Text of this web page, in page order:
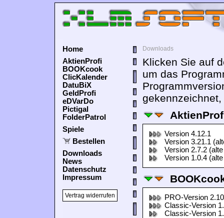
Home
AktienProfi
BOOKcook
ClicKalender
DatuBiX
GeldProfi
eDVarDo
Pictigal
FolderPatrol
Spiele
Bestellen
Downloads
News
Datenschutz
Impressum
Vertrag widerrufen
Downloads
Klicken Sie auf
um das
Version 4.12.1
Version 3.21.1
Version 2.7.2
Version 1.0.4
PRO-Version
Classic-Version
Classic-Version